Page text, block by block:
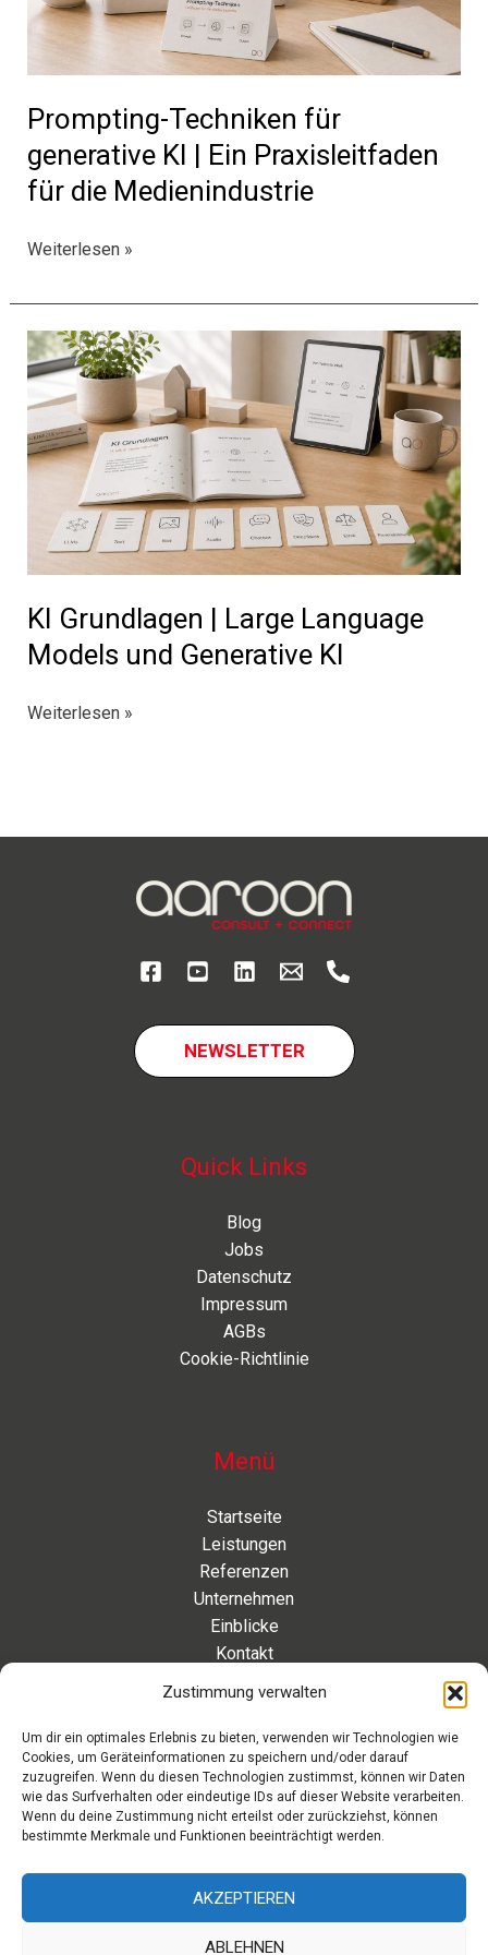
Zustimmung verwalten
Um dir ein optimales Erlebnis zu bieten, verwenden wir Technologien wie
Cookies, um Geräteinformationen zu speichern und/oder darauf
zuzugreifen. Wenn du diesen Technologien zustimmst, können wir Daten
wie das Surfverhalten oder eindeutige IDs auf dieser Website verarbeiten.
Wenn du deine Zustimmung nicht erteilst oder zurückziehst, können
bestimmte Merkmale und Funktionen beeinträchtigt werden.
AKZEPTIEREN
ABLEHNEN
Prompting-Techniken für
generative KI | Ein Praxisleitfaden
für die Medienindustrie
Prompting-
für
generative
KI
|
Ein
Praxisleitfaden
für
Medienindustrie
Weiterlesen »
KI Grundlagen | Large Language
Models und Generative KI
KI
Weiterlesen »
NEWSLETTER
Quick Links
Blog
Jobs
Datenschutz
Impressum
AGBs
Cookie-Richtlinie
Menü
Startseite
Leistungen
Referenzen
Unternehmen
Einblicke
Kontakt
Eleonorenstraße 20 | 30449 Hannover Deutschland
Telefon: +49 511 89 880 494
Telefax: +49 511 89 880 495
info[at]aaroon.de